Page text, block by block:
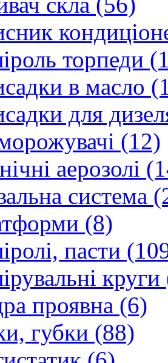
торпеди
в масло
для
(12)
аерозолі
система
(8)
пасти
проявна (6)
губки (88)